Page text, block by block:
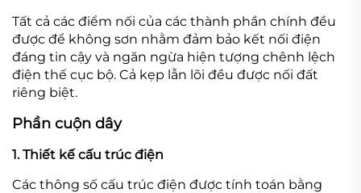
Tất cả các điểm nối của các thành phần chính đều
được để không sơn nhằm đảm bảo kết nối điện
đáng tin cậy và ngăn ngừa hiện tượng chênh lệch
điện thế cục bộ. Cả kẹp lẫn lõi đều được nối đất
riêng biệt.
Phần cuộn dây
1. Thiết kế cấu trúc điện
Các thông số cấu trúc điện được tính toán bằng